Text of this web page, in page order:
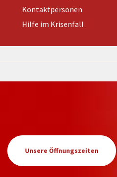
Kontaktpersonen
Hilfe im Krisenfall
Unsere Öffnungszeiten